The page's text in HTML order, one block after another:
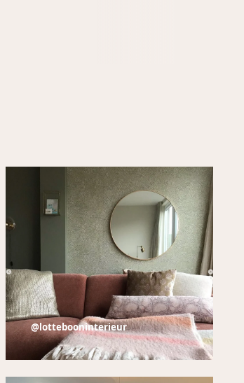
@lottebooninterieur